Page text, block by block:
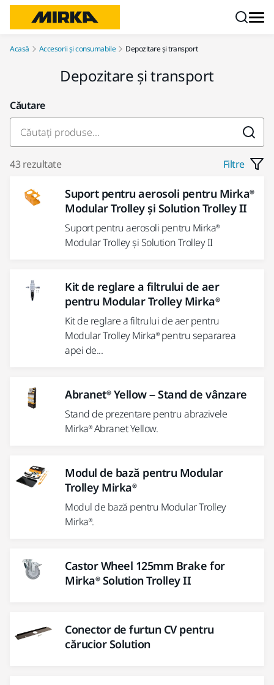
Acasă Accesorii și consumabile Depozitare și transport
Depozitare și transport
Căutare
43 rezultate Filtre
Suport pentru aerosoli pentru Mirka®
Modular Trolley și Solution Trolley II
Suport pentru aerosoli pentru Mirka®
Modular Trolley și Solution Trolley II
Kit de reglare a filtrului de aer
pentru Modular Trolley Mirka®
Kit de reglare a filtrului de aer pentru
Modular Trolley Mirka® pentru separarea
apei de...
Abranet® Yellow – Stand de vânzare
Stand de prezentare pentru abrazivele
Mirka® Abranet Yellow.
Modul de bază pentru Modular
Trolley Mirka®
Modul de bază pentru Modular Trolley
Mirka®.
Castor Wheel 125mm Brake for
Mirka® Solution Trolley II
Conector de furtun CV pentru
cărucior Solution